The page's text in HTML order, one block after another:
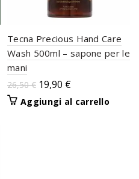
Tecna Precious Hand Care
Wash 500ml – sapone per le
mani
26,50€ 19,90 €
Aggiungi al carrello